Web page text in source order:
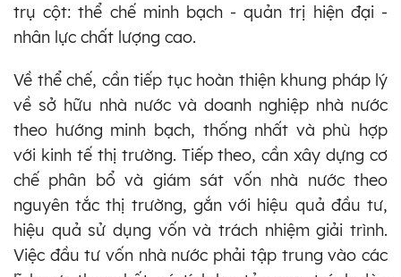
trụ cột: thể chế minh bạch - quản trị hiện đại -
nhân lực chất lượng cao.
Về thể chế, cần tiếp tục hoàn thiện khung pháp lý
về sở hữu nhà nước và doanh nghiệp nhà nước
theo hướng minh bạch, thống nhất và phù hợp
với kinh tế thị trường. Tiếp theo, cần xây dựng cơ
chế phân bổ và giám sát vốn nhà nước theo
nguyên tắc thị trường, gắn với hiệu quả đầu tư,
hiệu quả sử dụng vốn và trách nhiệm giải trình.
Việc đầu tư vốn nhà nước phải tập trung vào các